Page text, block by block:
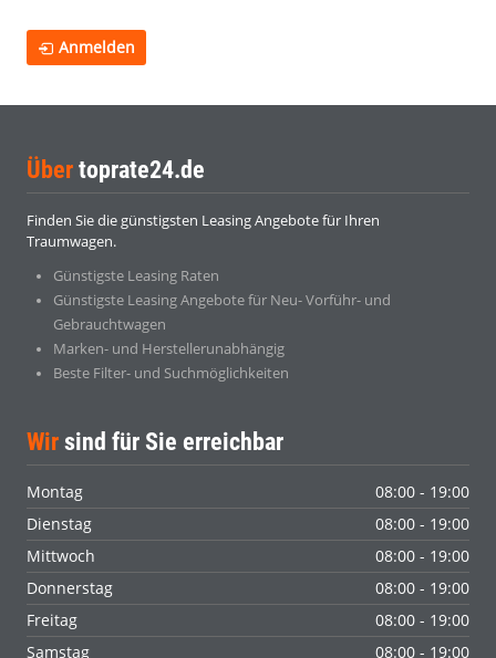
Anmelden
Über toprate24.de
Finden Sie die günstigsten Leasing Angebote für Ihren
Traumwagen.
Günstigste Leasing Raten
Günstigste Leasing Angebote für Neu- Vorführ- und
Gebrauchtwagen
Marken- und Herstellerunabhängig
Beste Filter- und Suchmöglichkeiten
Wir sind für Sie erreichbar
Montag
08:00 - 19:00
Dienstag
08:00 - 19:00
Mittwoch
08:00 - 19:00
Donnerstag
08:00 - 19:00
Freitag
08:00 - 19:00
Samstag
08:00 - 19:00